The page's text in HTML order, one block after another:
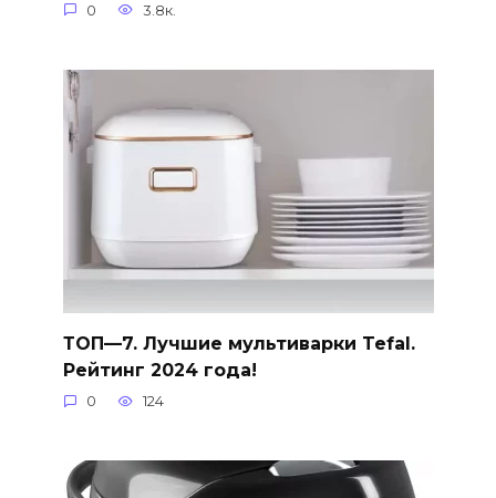
0 3.8к.
ТОП—7. Лучшие мультиварки Tefal.
Рейтинг 2024 года!
0 124